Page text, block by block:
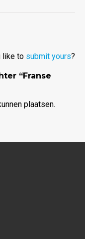
like to submit yours?
“Franse
plaatsen.